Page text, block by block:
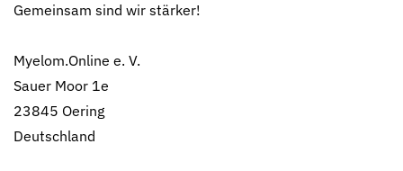
Gemeinsam sind wir stärker!
Myelom.Online e. V.
Sauer Moor 1e
23845 Oering
Deutschland